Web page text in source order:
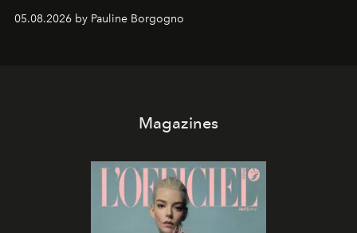
05.08.2026 by Pauline Borgogno
Magazines